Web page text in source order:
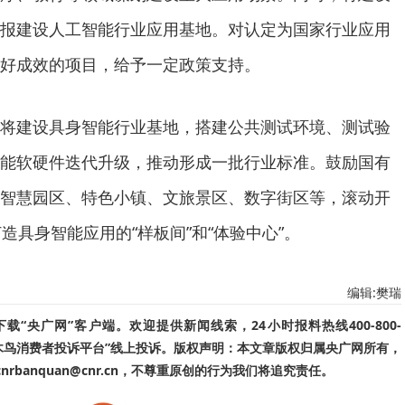
建设人工智能行业应用基地。对认定为国家行业应用
成效的项目，给予一定政策支持。
设具身智能行业基地，搭建公共测试环境、测试验
软硬件迭代升级，推动形成一批行业标准。鼓励国有
慧园区、特色小镇、文旅景区、数字街区等，滚动开
身智能应用的“样板间”和“体验中心”。
编辑:樊瑞
“央广网”客户端。欢迎提供新闻线索，24小时报料热线400-800-
消费者投诉平台”线上投诉。版权声明：本文章版权归属央广网所有，
，不尊重原创的行为我们将追究责任。